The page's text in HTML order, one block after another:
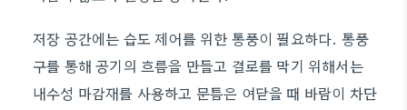
저장 공간에는 습도 제어를 위한 통풍이 필요하다. 통풍
구를 통해 공기의 흐름을 만들고 결로를 막기 위해서는
내수성 마감재를 사용하고 문틈은 여닫을 때 바람이 차단